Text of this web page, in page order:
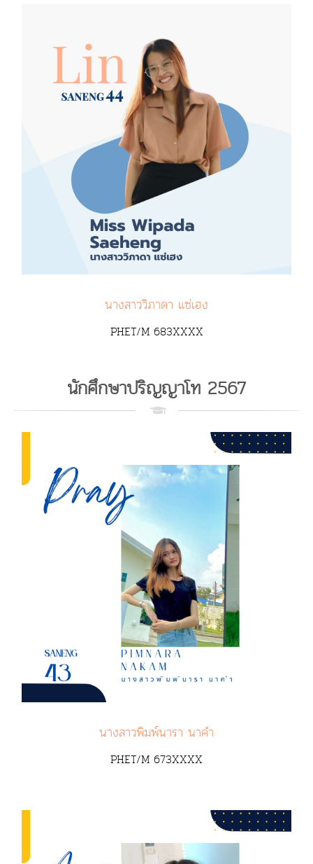
นางสาววิภาดา แซ่เฮง
PHET/M 683XXXX
นักศึกษาปริญญาโท 2567
นางสาวพิมพ์นารา นาคำ
PHET/M 673XXXX